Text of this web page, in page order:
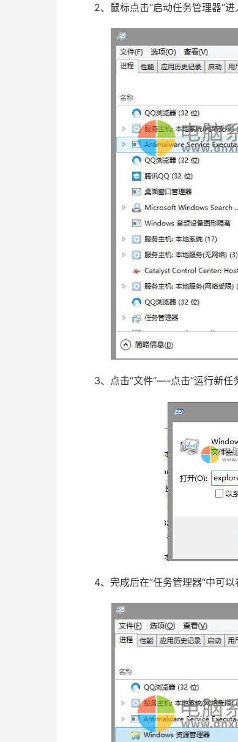
2、鼠标点击“启动任务管理器”进
3、点击“文件“—-点击”运行新任
4、完成后在”任务管理器“中可以